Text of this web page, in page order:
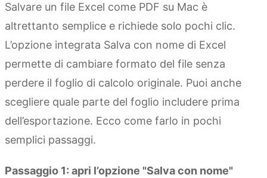
Salvare un file Excel come PDF su Mac è
altrettanto semplice e richiede solo pochi clic.
L’opzione integrata Salva con nome di Excel
permette di cambiare formato del file senza
perdere il foglio di calcolo originale. Puoi anche
scegliere quale parte del foglio includere prima
dell’esportazione. Ecco come farlo in pochi
semplici passaggi.
Passaggio 1: apri l’opzione "Salva con nome"